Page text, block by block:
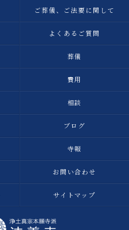
ご葬儀、ご法要に関して
よくあるご質問
葬儀
費用
相談
ブログ
寺報
お問い合わせ
サイトマップ